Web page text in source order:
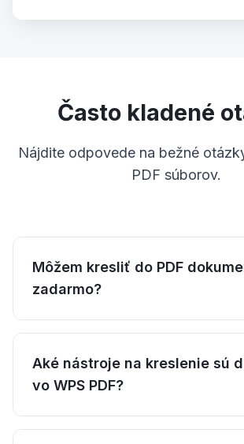
Často kladené
Nájdite odpovede na bežné
PDF súborov.
Môžem kresliť do PDF
zadarmo?
Aké nástroje na kreslenie sú
vo WPS PDF?